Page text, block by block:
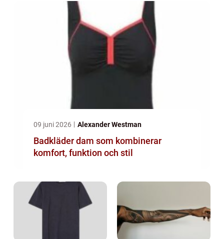
09 juni 2026 Alexander Westman
Badkläder dam som kombinerar
komfort, funktion och stil